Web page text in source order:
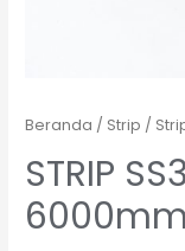
Beranda / Strip /
STRIP
6000mm